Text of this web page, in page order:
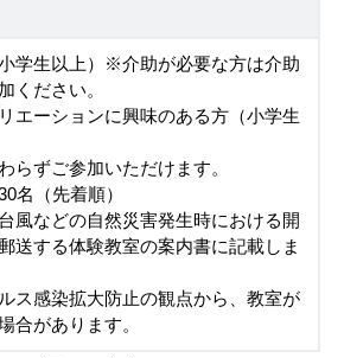
学生以上）※介助が必要な方は介助
ください。
エーションに興味のある方（小学生
らずご参加いただけます。
（先着順）
風などの自然災害発生時における開
送する体験教室の案内書に記載しま
ス感染拡大防止の観点から、教室が
合があります。